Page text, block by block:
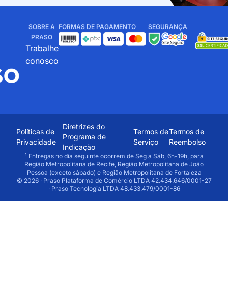
SOBRE A
PRASO
Trabalhe
conosco
FORMAS DE PAGAMENTO SEGURANÇA
Políticas de
Privacidade
Diretrizes do
Programa de
Indicação
Termos de
Serviço
Termos de
Reembolso
¹ Entregas no dia seguinte ocorrem de Seg a Sáb, 6h-19h, para
Região Metropolitana de Recife, Região Metropolitana de João
Pessoa (exceto sábado) e Região Metropolitana de Fortaleza
© 2026 · Praso Plataforma de Comércio LTDA 42.434.646/0001-27
· Praso Tecnologia LTDA 48.433.479/0001-86